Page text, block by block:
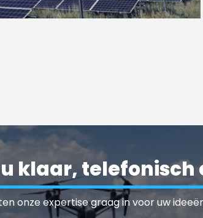
klaar, telefonisch
onze expertise graag in voor uw